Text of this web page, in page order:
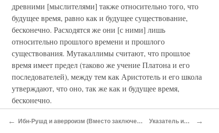
древними [мыслителями] также относительно того, что
будущее время, равно как и будущее существование,
бесконечно. Расходятся же они [с ними] лишь
относительно прошлого времени и прошлого
существования. Мутакаллимы считают, что прошлое
время имеет предел (таково же учение Платона и его
последователей), между тем как Аристотель и его школа
утверждают, что оно, так же как и будущее время,
бесконечно.
Этот последний [вид] сущего, ясное дело, имеет сходство
← Ибн-Рушд и аверроизм (Вместо заключения) Указатель имен →